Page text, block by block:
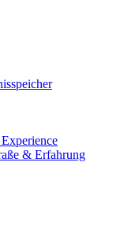
& Erfahrung